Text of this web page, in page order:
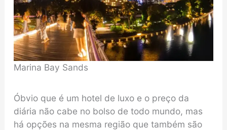
Marina Bay Sands
Óbvio que é um hotel de luxo e o preço da
diária não cabe no bolso de todo mundo, mas
há opções na mesma região que também são